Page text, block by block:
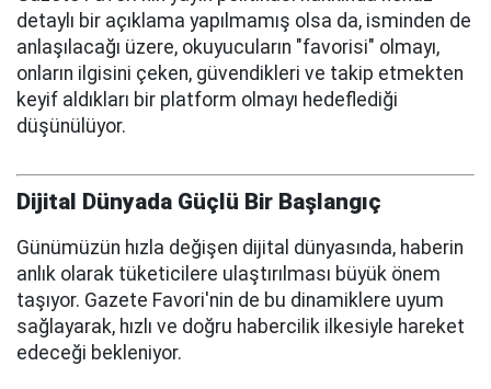
detaylı bir açıklama yapılmamış olsa da, isminden de
anlaşılacağı üzere, okuyucuların "favorisi" olmayı,
onların ilgisini çeken, güvendikleri ve takip etmekten
keyif aldıkları bir platform olmayı hedeflediği
düşünülüyor.
Dijital Dünyada Güçlü Bir Başlangıç
Günümüzün hızla değişen dijital dünyasında, haberin
anlık olarak tüketicilere ulaştırılması büyük önem
taşıyor. Gazete Favori'nin de bu dinamiklere uyum
sağlayarak, hızlı ve doğru habercilik ilkesiyle hareket
edeceği bekleniyor.